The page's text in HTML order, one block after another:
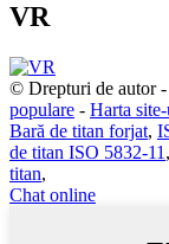
VR
© Drepturi de autor -
populare - Harta
Bară de titan forjat,
de titan ISO 5832-11 ,
titan,
Chat online